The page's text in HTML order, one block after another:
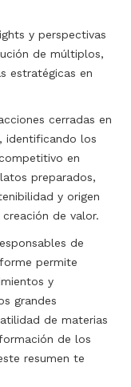
y perspectivas
de múltiplos,
estratégicas en
cerradas en
identificando los
en
preparados,
y origen
de valor.
de
permite
y
grandes
de materias
de los
resumen te